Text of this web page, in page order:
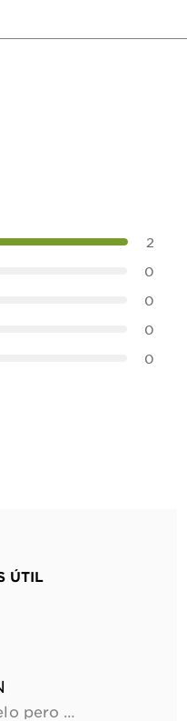
2
0
0
0
0
ÚTIL
Me decoloré y teñí mi pelo pero me quedo super seco. Siempre lo traía esponjado y descontrolado. Empezaba bien en la mañana pero al salir afuera se esponjaba y se miraba aun más seco. Compre esta crema y ahora me queda muy liso. Nadamas me lo pongo en el cabello, lo desenredo , y lo dejo secar. Queda muy bien. Se ve muy sedoso y no se me descontrola al ir afuera. Lo utilizo cade vez que me lavo el cabello y el efecto me ha durado aunque no lave el cabello durante 3 días